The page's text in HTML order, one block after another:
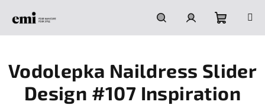
HledatPřihlášeníNákupní
košík
Vodolepka Naildress Slider
Design #107 Inspiration